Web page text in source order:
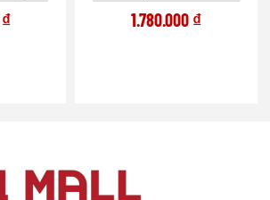
₫ 1.780.000 ₫